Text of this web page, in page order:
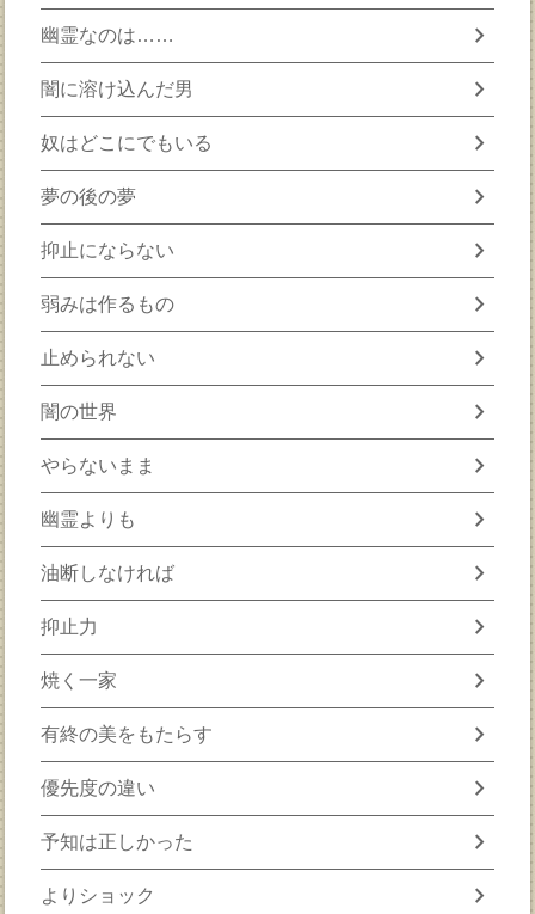
幽霊なのは…… chevron_right
闇に溶け込んだ男 chevron_right
奴はどこにでもいる chevron_right
夢の後の夢 chevron_right
抑止にならない chevron_right
弱みは作るもの chevron_right
止められない chevron_right
闇の世界 chevron_right
やらないまま chevron_right
幽霊よりも chevron_right
油断しなければ chevron_right
抑止力 chevron_right
焼く一家 chevron_right
有終の美をもたらす chevron_right
優先度の違い chevron_right
予知は正しかった chevron_right
よりショック chevron_right